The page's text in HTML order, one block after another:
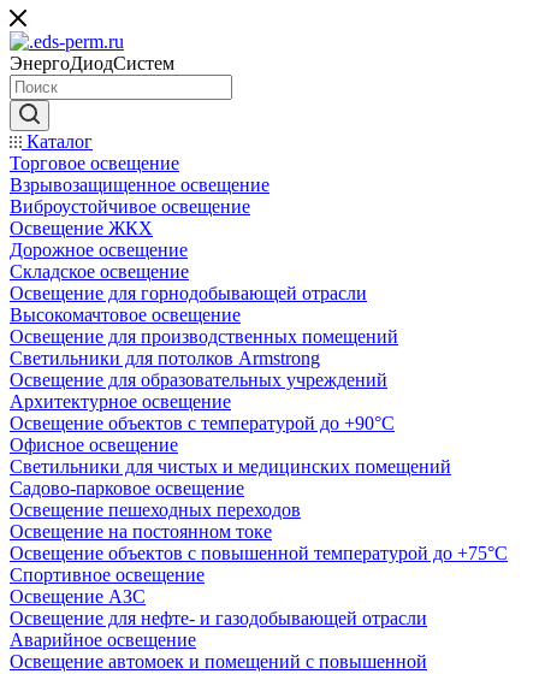
ЭнергоДиодСистем
Каталог
Торговое освещение
Взрывозащищенное освещение
Виброустойчивое освещение
Освещение ЖКХ
Дорожное освещение
Складское освещение
Освещение для горнодобывающей отрасли
Высокомачтовое освещение
Освещение для производственных помещений
Светильники для потолков Armstrong
Освещение для образовательных учреждений
Архитектурное освещение
Освещение объектов с температурой до +90°С
Офисное освещение
Светильники для чистых и медицинских помещений
Садово-парковое освещение
Освещение пешеходных переходов
Освещение на постоянном токе
Освещение объектов с повышенной температурой до +75°C
Спортивное освещение
Освещение АЗС
Освещение для нефте- и газодобывающей отрасли
Аварийное освещение
Освещение автомоек и помещений с повышенной